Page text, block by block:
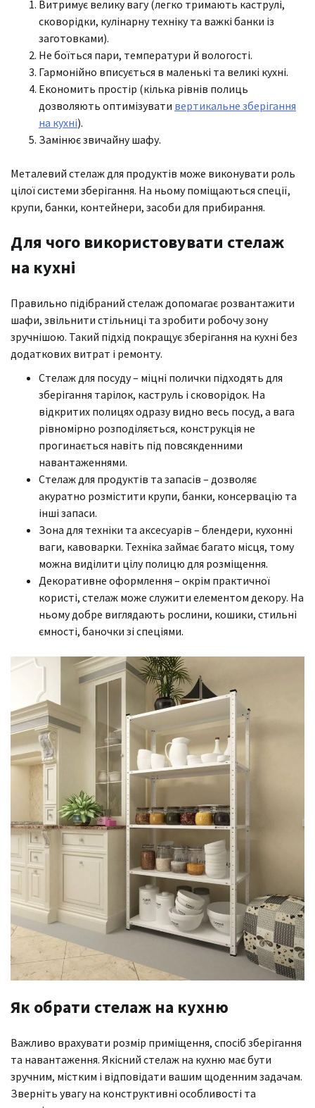
Витримує велику вагу (легко тримають каструлі,
сковорідки, кулінарну техніку та важкі банки із
заготовками).
Не боїться пари, температури й вологості.
Гармонійно вписується в маленькі та великі кухні.
Економить простір (кілька рівнів полиць
дозволяють оптимізувати вертикальне зберігання
на кухні).
Замінює звичайну шафу.
Металевий стелаж для продуктів може виконувати роль
цілої системи зберігання. На ньому поміщаються спеції,
крупи, банки, контейнери, засоби для прибирання.
Для чого використовувати стелаж
на кухні
Правильно підібраний стелаж допомагає розвантажити
шафи, звільнити стільниці та зробити робочу зону
зручнішою. Такий підхід покращує зберігання на кухні без
додаткових витрат і ремонту.
Стелаж для посуду – міцні полички підходять для
зберігання тарілок, каструль і сковорідок. На
відкритих полицях одразу видно весь посуд, а вага
рівномірно розподіляється, конструкція не
прогинається навіть під повсякденними
навантаженнями.
Стелаж для продуктів та запасів – дозволяє
акуратно розмістити крупи, банки, консервацію та
інші запаси.
Зона для техніки та аксесуарів – блендери, кухонні
ваги, кавоварки. Техніка займає багато місця, тому
можна виділити цілу полицю для розміщення.
Декоративне оформлення – окрім практичної
користі, стелаж може служити елементом декору. На
ньому добре виглядають рослини, кошики, стильні
ємності, баночки зі спеціями.
Як обрати стелаж на кухню
Важливо врахувати розмір приміщення, спосіб зберігання
та навантаження. Якісний стелаж на кухню має бути
зручним, містким і відповідати вашим щоденним задачам.
Зверніть увагу на конструктивні особливості та